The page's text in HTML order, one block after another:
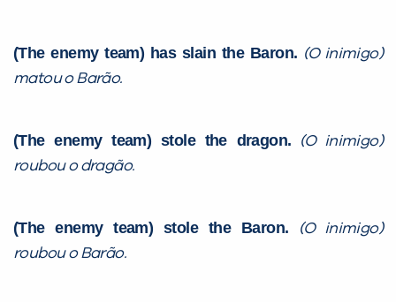
(The enemy team) has slain the Baron. (O inimigo)
matou o Barão.
(The enemy team) stole the dragon. (O inimigo)
roubou o dragão.
(The enemy team) stole the Baron.
(O inimigo)
roubou o Barão.